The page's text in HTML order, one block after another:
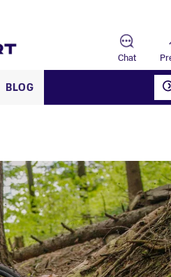
Chat
BLOG